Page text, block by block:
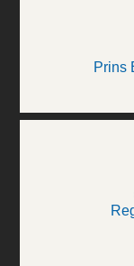
Prins